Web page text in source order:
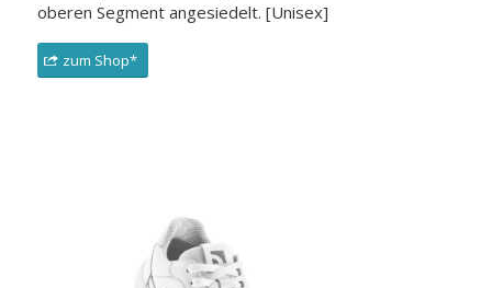
oberen Segment angesiedelt. [Unisex]
zum Shop*